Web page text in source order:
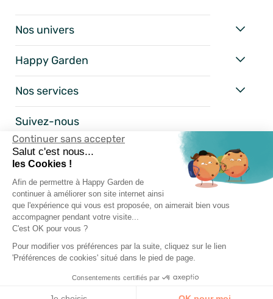
Continuer sans accepter
Salut c'est nous...
les Cookies !
Afin de permettre à Happy Garden de
continuer à améliorer son site internet ainsi
que l'expérience qui vous est proposée, on aimerait bien vous
accompagner pendant votre visite...
C'est OK pour vous ?
Pour modifier vos préférences par la suite, cliquez sur le lien
'Préférences de cookies' situé dans le pied de page.
Consentements certifiés par
Nos univers
Happy Garden
Nos services
Suivez-nous
Mentions Légales